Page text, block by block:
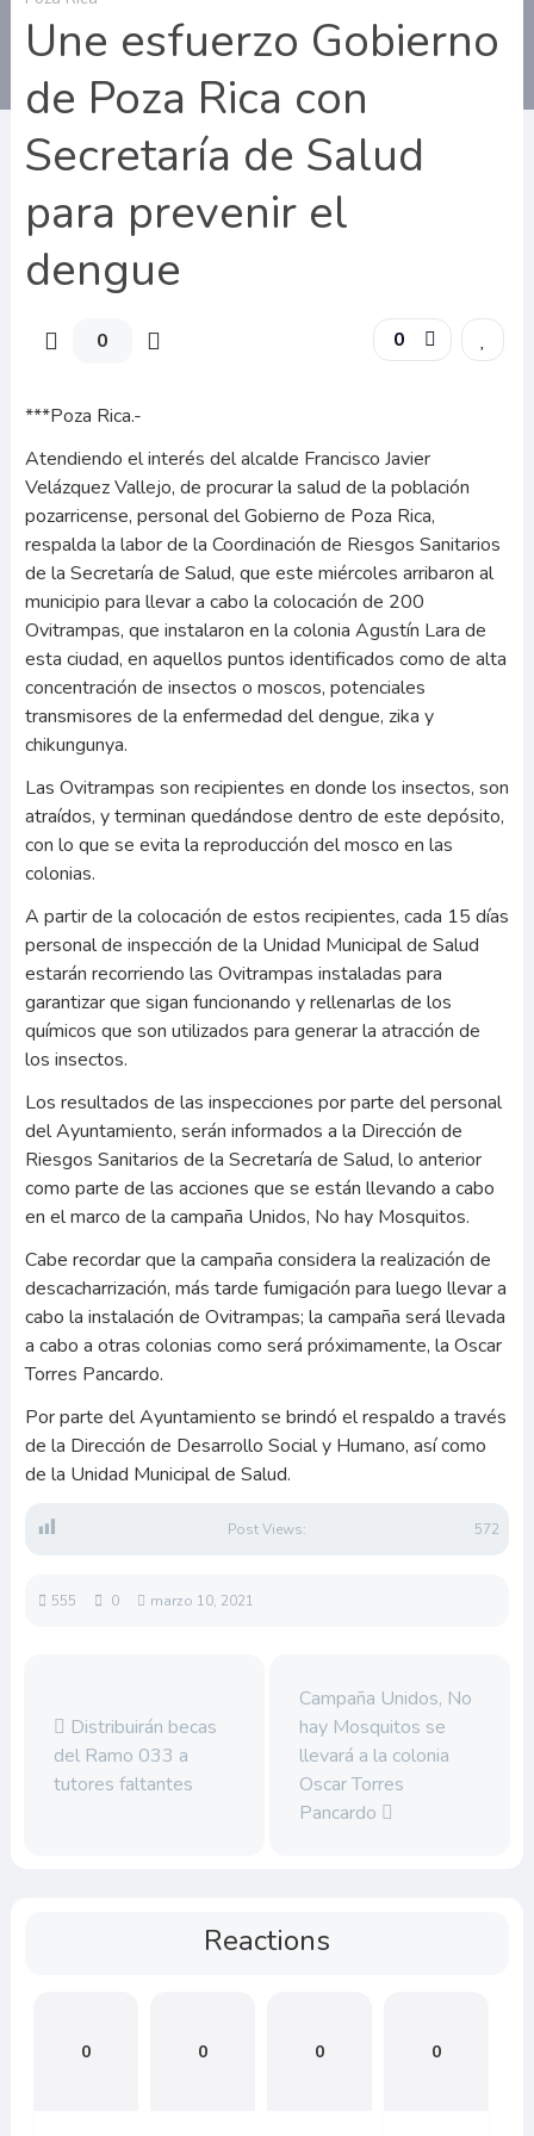
Une esfuerzo Gobierno
de Poza Rica con
Secretaría de Salud
para prevenir el
dengue
0 0
***Poza Rica.-
Atendiendo el interés del alcalde Francisco Javier
Velázquez Vallejo, de procurar la salud de la población
pozarricense, personal del Gobierno de Poza Rica,
respalda la labor de la Coordinación de Riesgos Sanitarios
de la Secretaría de Salud, que este miércoles arribaron al
municipio para llevar a cabo la colocación de 200
Ovitrampas, que instalaron en la colonia Agustín Lara de
esta ciudad, en aquellos puntos identificados como de alta
concentración de insectos o moscos, potenciales
transmisores de la enfermedad del dengue, zika y
chikungunya.
Las Ovitrampas son recipientes en donde los insectos, son
atraídos, y terminan quedándose dentro de este depósito,
con lo que se evita la reproducción del mosco en las
colonias.
A partir de la colocación de estos recipientes, cada 15 días
personal de inspección de la Unidad Municipal de Salud
estarán recorriendo las Ovitrampas instaladas para
garantizar que sigan funcionando y rellenarlas de los
químicos que son utilizados para generar la atracción de
los insectos.
Los resultados de las inspecciones por parte del personal
del Ayuntamiento, serán informados a la Dirección de
Riesgos Sanitarios de la Secretaría de Salud, lo anterior
como parte de las acciones que se están llevando a cabo
en el marco de la campaña Unidos, No hay Mosquitos.
Cabe recordar que la campaña considera la realización de
descacharrización, más tarde fumigación para luego llevar a
cabo la instalación de Ovitrampas; la campaña será llevada
a cabo a otras colonias como será próximamente, la Oscar
Torres Pancardo.
Por parte del Ayuntamiento se brindó el respaldo a través
de la Dirección de Desarrollo Social y Humano, así como
de la Unidad Municipal de Salud.
Post Views: 572
555 0 marzo 10, 2021
Distribuirán becas
del Ramo 033 a
tutores faltantes
Campaña Unidos, No
hay Mosquitos se
llevará a la colonia
Oscar Torres
Pancardo
Reactions
0 0 0 0